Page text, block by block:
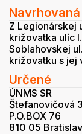
Z Legionárskej
križovatka ulíc
Soblahovskej
križovatku s jej
Určené
ÚNMS SR
Štefanovičová 3
P.O.BOX 76
810 05